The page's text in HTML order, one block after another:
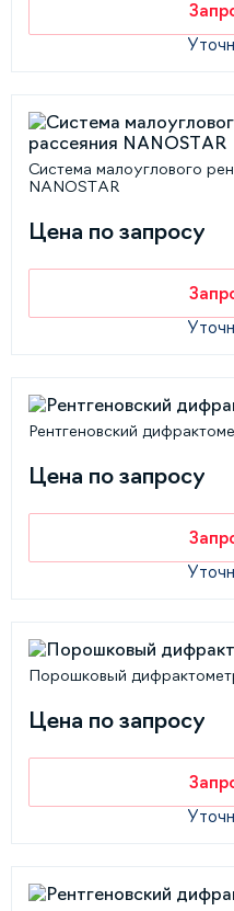
Система малоуглового
NANOSTAR
Цена по запросу
Рентгеновский
Цена по запросу
Порошковый
Цена по запросу